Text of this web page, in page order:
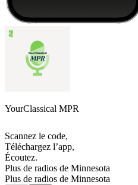
YourClassical MPR
Scannez le code,
Téléchargez l’app,
Écoutez.
Plus de radios de Minnesota
Plus de radios de Minnesota